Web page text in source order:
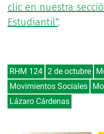
clic en nuestra
Estudiantil”.
RHM 124 2 de octubre
Movimientos Sociales
Lázaro Cárdenas